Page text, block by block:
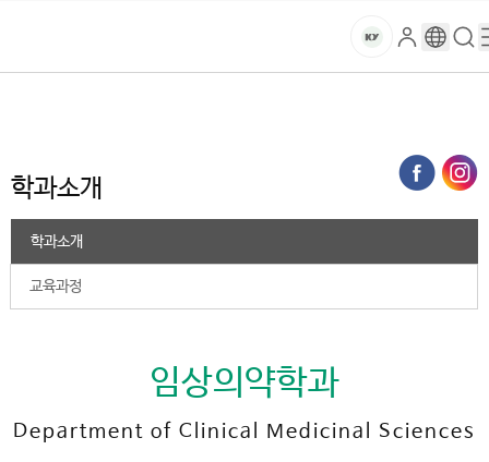
건
대
학
교
마
로
그
구
글
검
색
메
뉴
로
학과소개
학과소개
교육과정
임상의약학과
Department of Clinical Medicinal Sciences